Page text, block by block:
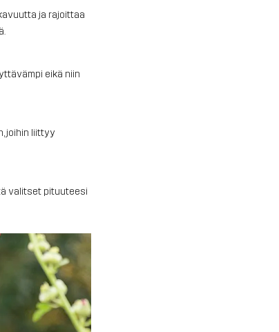
ja rajoittaa
eikä niin
joihin liittyy
valitset pituuteesi